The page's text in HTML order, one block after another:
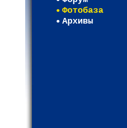
Фотобаза
Архивы